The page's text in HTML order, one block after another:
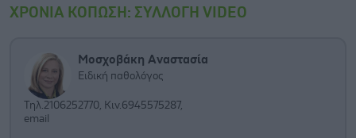
ΧΡΟΝΙΑ ΚΟΠΩΣΗ: ΣΥΛΛΟΓΗ VIDEO
Μοσχοβάκη Αναστασία
Ειδική παθολόγος
Τηλ.2106252770, Κιν.6945575287,
email